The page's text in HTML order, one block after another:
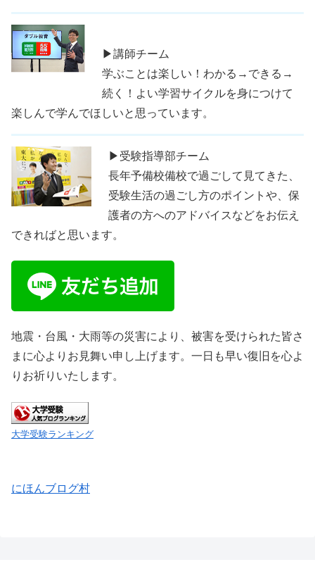
▶講師チーム
学ぶことは楽しい！わかる→できる→
続く！よい学習サイクルを身につけて
楽しんで学んでほしいと思っています。
▶受験指導部チーム
長年予備校備校で過ごして見てきた、
受験生活の過ごし方のポイントや、保
護者の方へのアドバイスなどをお伝え
できればと思います。
地震・台風・大雨等の災害により、被害を受けられた皆さ
まに心よりお見舞い申し上げます。一日も早い復旧を心よ
りお祈りいたします。
大学受験ランキング
にほんブログ村